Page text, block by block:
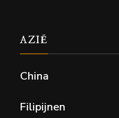
AZIË
China
Filipijnen